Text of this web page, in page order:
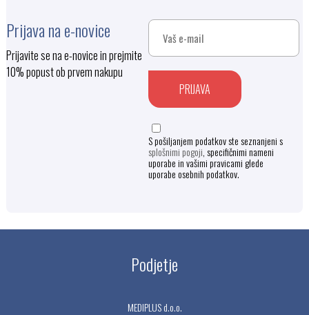
Prijava na e-novice
Prijavite se na e-novice in prejmite
10% popust ob prvem nakupu
PRIJAVA
S pošiljanjem podatkov ste seznanjeni s
splošnimi pogoji, specifičnimi nameni
uporabe in vašimi pravicami glede
uporabe osebnih podatkov.
Podjetje
MEDIPLUS d.o.o.